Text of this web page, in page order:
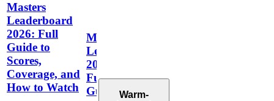
Masters
Leaderboard
2026: Full
Guide to
Scores,
Coverage, and
How to Watch
Masters
Leaderboard
2026:
Full
Guide
Warm-